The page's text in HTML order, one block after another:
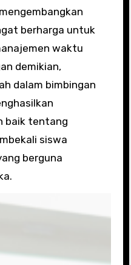
berharga untuk
waktu
demikian,
dalam bimbingan
baik tentang
siswa
berguna